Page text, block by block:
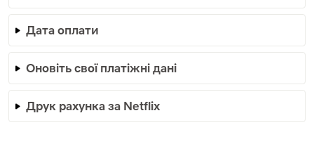
Дата оплати
Оновіть свої платіжні дані
Друк рахунка за Netflix